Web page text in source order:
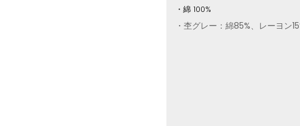
・綿 100%
・杢グレー：綿85%、レーヨン